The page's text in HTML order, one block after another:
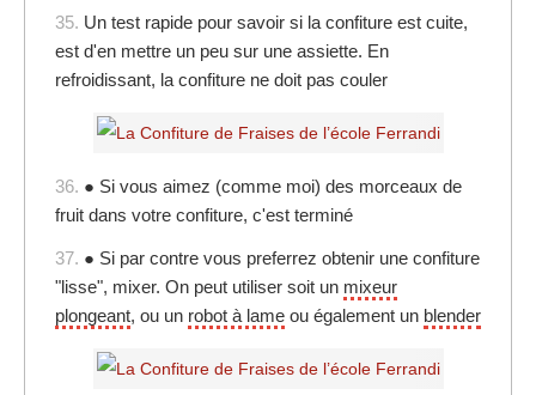
35. Un test rapide pour savoir si la confiture est cuite,
est d'en mettre un peu sur une assiette. En
refroidissant, la confiture ne doit pas couler
36. ● Si vous aimez (comme moi) des morceaux de
fruit dans votre confiture, c'est terminé
37. ● Si par contre vous preferrez obtenir une confiture
"lisse", mixer. On peut utiliser soit un mixeur
plongeant, ou un robot à lame ou également un blender